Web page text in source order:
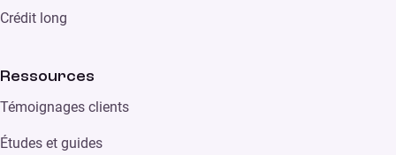
Crédit long
Ressources
Témoignages clients
Études et guides